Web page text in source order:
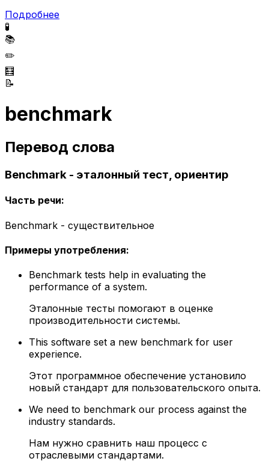
Подробнее
🧪
📚
✏️
🧮
📝
benchmark
Перевод слова
Benchmark - эталонный тест, ориентир
Часть речи:
Benchmark - существительное
Примеры употребления:
Benchmark tests help in evaluating the
performance of a system.
Эталонные тесты помогают в оценке
производительности системы.
This software set a new benchmark for user
experience.
Этот программное обеспечение установило
новый стандарт для пользовательского опыта.
We need to benchmark our process against the
industry standards.
Нам нужно сравнить наш процесс с
отраслевыми стандартами.